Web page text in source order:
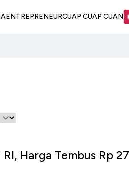
ENTREPRENEURCUAP CUAP CUAN
Harga Tembus Rp 27